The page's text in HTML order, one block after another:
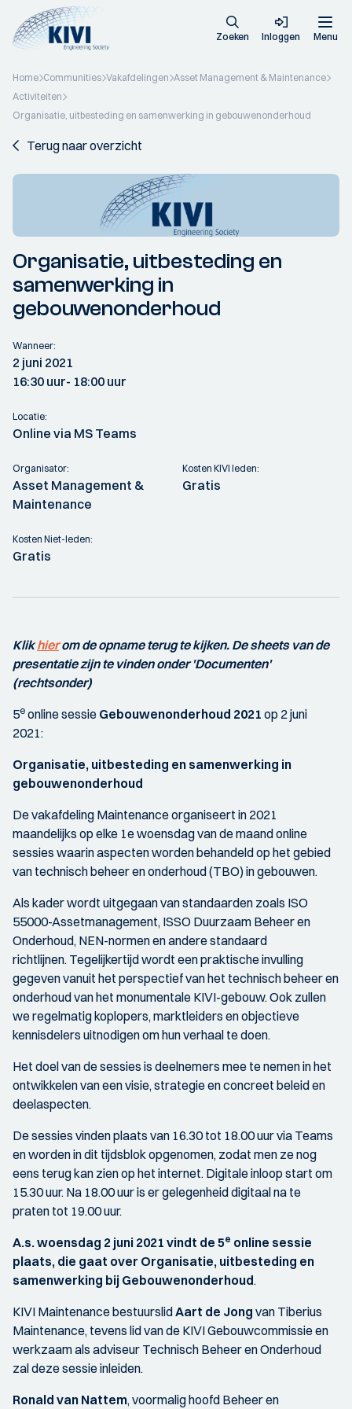
Zoeken Inloggen Menu
Home Communities Vakafdelingen Asset Management & Maintenance
Activiteiten
Organisatie, uitbesteding en samenwerking in gebouwenonderhoud
Terug naar overzicht
Organisatie, uitbesteding en
samenwerking in
gebouwenonderhoud
Wanneer:
2 juni 2021
16:30 uur- 18:00 uur
Locatie:
Online via MS Teams
Organisator:
Asset Management &
Maintenance
Kosten KIVI leden:
Gratis
Kosten Niet-leden:
Gratis
Klikhierom de opname terug te kijken. De sheets van de
presentatie zijn te vinden onder 'Documenten'
(rechtsonder)
5e online sessie Gebouwenonderhoud 2021 op 2 juni
2021:
Organisatie, uitbesteding en samenwerking in
gebouwenonderhoud
De vakafdeling Maintenance organiseert in 2021
maandelijks op elke 1e woensdag van de maand online
sessies waarin aspecten worden behandeld op het gebied
van technisch beheer en onderhoud (TBO) in gebouwen.
Als kader wordt uitgegaan van standaarden zoals ISO
55000-Assetmanagement, ISSO Duurzaam Beheer en
Onderhoud, NEN-normen en andere standaard
richtlijnen. Tegelijkertijd wordt een praktische invulling
gegeven vanuit het perspectief van het technisch beheer en
onderhoud van het monumentale KIVI-gebouw. Ook zullen
we regelmatig koplopers, marktleiders en objectieve
kennisdelers uitnodigen om hun verhaal te doen.
Het doel van de sessies is deelnemers mee te nemen in het
ontwikkelen van een visie, strategie en concreet beleid en
deelaspecten.
De sessies vinden plaats van 16.30 tot 18.00 uur via Teams
en worden in dit tijdsblok opgenomen, zodat men ze nog
eens terug kan zien op het internet. Digitale inloop start om
15.30 uur. Na 18.00 uur is er gelegenheid digitaal na te
praten tot 19.00 uur.
A.s.woensdag 2 juni 2021 vindt de 5e online sessie
plaats, die gaat over Organisatie, uitbesteding en
samenwerking bij Gebouwenonderhoud.
KIVI Maintenance bestuurslidAart de Jong van Tiberius
Maintenance, tevens lid van de KIVI Gebouwcommissie en
werkzaam als adviseur Technisch Beheer en Onderhoud
zal deze sessie inleiden.
Ronald van Nattem, voormalig hoofd Beheer en